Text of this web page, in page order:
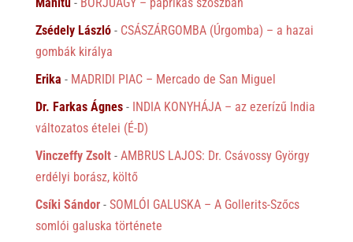
Zsédely László- CSÁSZÁRGOMBA (Úrgomba) – a hazai
gombák királya
Erika - MADRIDI PIAC – Mercado de San Miguel
Dr. Farkas Ágnes- INDIA KONYHÁJA – az ezerízű India
változatos ételei (É-D)
Vinczeffy Zsolt- AMBRUS LAJOS: Dr. Csávossy György
erdélyi borász, költő
Csíki Sándor- SOMLÓI GALUSKA – A Gollerits-Szőcs
somlói galuska története